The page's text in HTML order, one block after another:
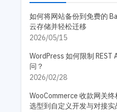
如何将网站备份到免费的
云存储并轻松迁移
2026/05/15
WordPress 如何限制 REST
问？
2026/02/28
WooCommerce 收款网关
选型到自定义开发与对接实